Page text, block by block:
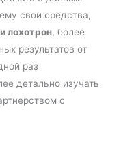
свои средства,
лохотрон, более
результатов от
раз
детально изучать
с